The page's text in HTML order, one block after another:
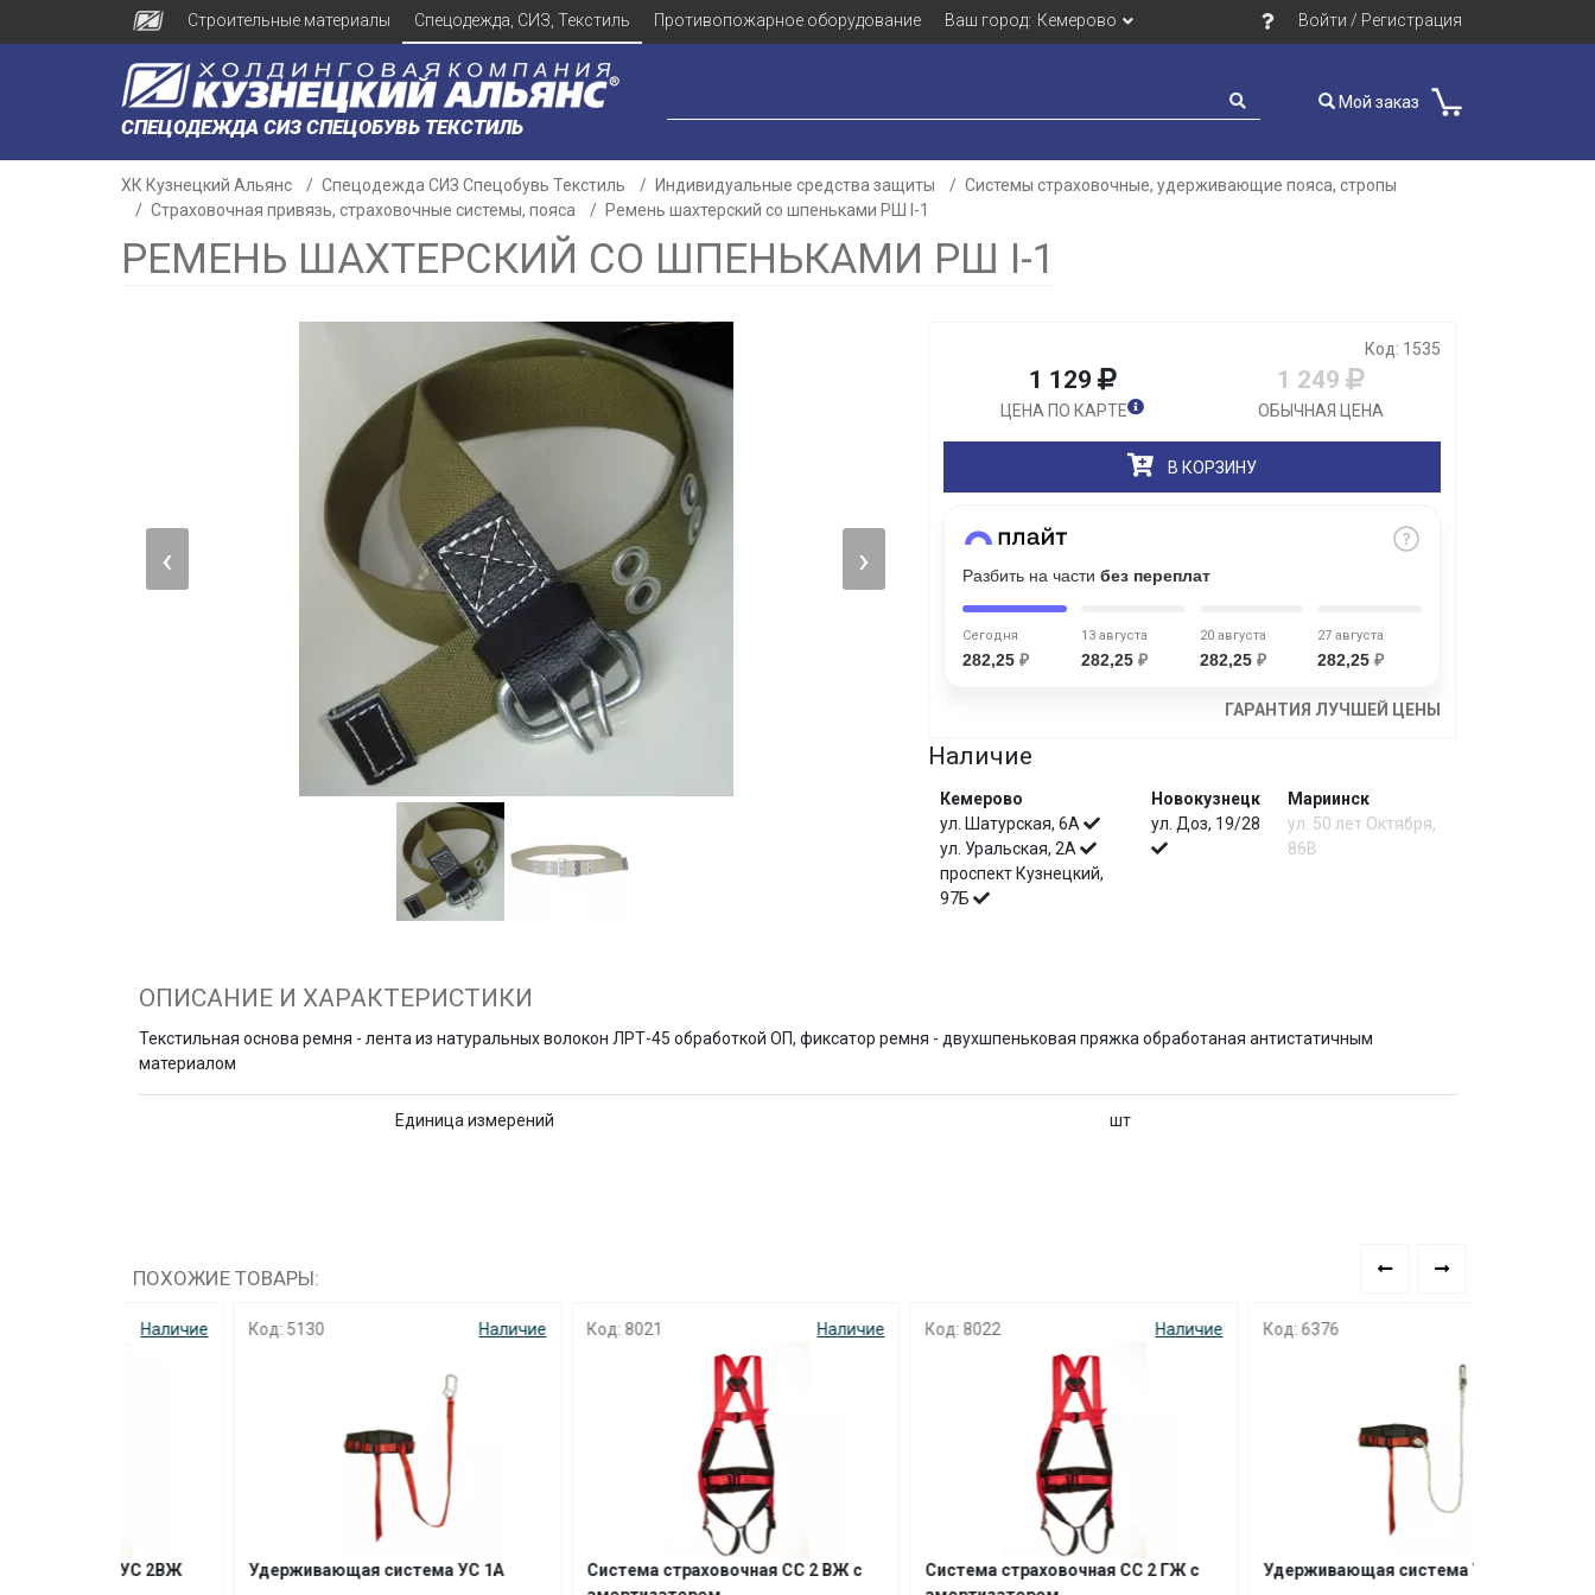
Строительные материалы Спецодежда, СИЗ, Текстиль Противопожарное оборудование Ваш город: Кемерово Войти / Регистрация
СПЕЦОДЕЖДА СИЗ СПЕЦОБУВЬ ТЕКСТИЛЬ
Мой заказ
ХК Кузнецкий Альянс Спецодежда СИЗ Спецобувь Текстиль Индивидуальные средства защиты
Системы страховочные, удерживающие пояса, стропы
Страховочная привязь, страховочные системы, пояса
Ремень шахтерский со шпеньками РШ I-1
РЕМЕНЬ ШАХТЕРСКИЙ СО ШПЕНЬКАМИ РШ I-1
‹ ›
Код: 1535
1 129
ЦЕНА ПО КАРТЕ
1 249
ОБЫЧНАЯ ЦЕНА
В КОРЗИНУ
Разбить на части без переплат
Сегодня
282,25 ₽
13 августа
282,25 ₽
20 августа
282,25 ₽
27 августа
282,25₽
ГАРАНТИЯ ЛУЧШЕЙ ЦЕНЫ
Наличие
Кемерово
ул. Шатурская, 6А
ул. Уральская, 2А
проспект Кузнецкий,
97Б
Новокузнецк
ул. Доз, 19/28
Мариинск
ул. 50 лет Октября,
86В
ОПИСАНИЕ И ХАРАКТЕРИСТИКИ
Текстильная основа ремня - лента из натуральных волокон ЛРТ-45 обработкой ОП, фиксатор ремня - двухшпеньковая пряжка обработаная антистатичным
материалом
Единица измерений шт
ПОХОЖИЕ ТОВАРЫ:
Код: 5130
Удерживающая система УС 1А
Код: 8021
Система страховочная СС 2 ВЖ с
Код: 8022
Система страховочная СС 2 ГЖ с
Код: 6376
Удерживающая система УС 1В
Разбейтеоплату
на части
без переплат
График платежей
Сегодня
%
Добавляйте товары
Оплачивайте сегодня только
25% картой любого банка
Оставшиеся75 % будут списываться
Остались вопросы?
8 800 302-02-51
plait.ru